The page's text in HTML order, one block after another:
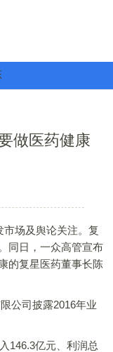
做医药健康
场及舆论关注。复
同日，一众高管宣布
的复星医药董事长陈
公司披露2016年业
亿元、利润总